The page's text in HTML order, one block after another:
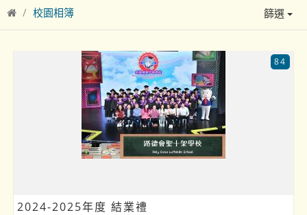
校園相簿 篩選
2024-2025年度 結業禮
84